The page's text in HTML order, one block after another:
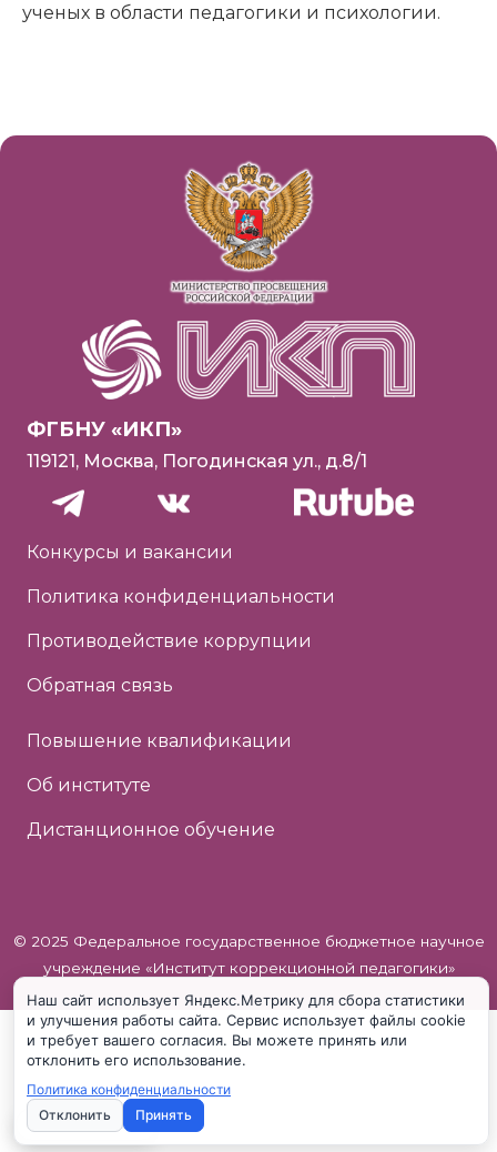
ученых в области педагогики и психологии.
ФГБНУ «ИКП»
119121, Москва, Погодинская ул., д.8/1
Конкурсы и вакансии
Политика конфиденциальности
Противодействие коррупции
Обратная связь
Повышение квалификации
Об институте
Дистанционное обучение
© 2025 Федеральное государственное бюджетное научное
учреждение «Институт коррекционной педагогики»
Наш сайт использует Яндекс.Метрику для сбора статистики
и улучшения работы сайта. Сервис использует файлы cookie
и требует вашего согласия. Вы можете принять или
отклонить его использование.
Политика конфиденциальности
Отклонить
Принять
Настройки cookie